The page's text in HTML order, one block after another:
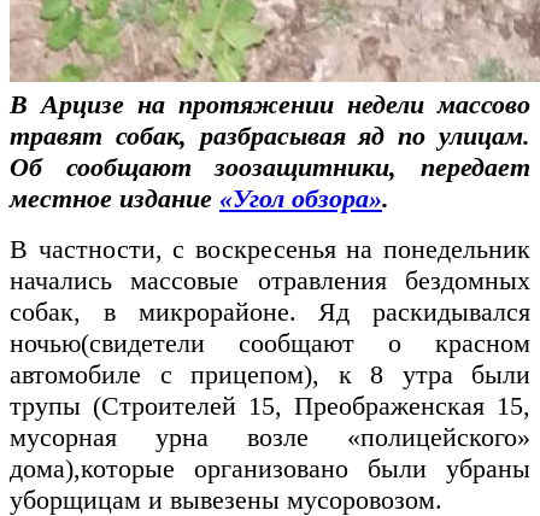
В Арцизе на протяжении недели массово
травят собак, разбрасывая яд по улицам.
Об сообщают зоозащитники, передает
местное издание «Угол обзора».
В частности, с воскресенья на понедельник
начались массовые отравления бездомных
собак, в микрорайоне. Яд раскидывался
ночью(свидетели сообщают о красном
автомобиле с прицепом), к 8 утра были
трупы (Строителей 15, Преображенская 15,
мусорная урна возле «полицейского»
дома),которые организовано были убраны
уборщицам и вывезены мусоровозом.